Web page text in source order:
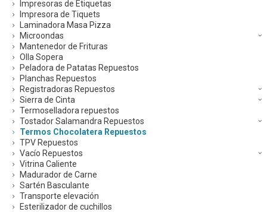
Impresoras de Etiquetas
Impresora de Tiquets
Laminadora Masa Pizza
Microondas
Mantenedor de Frituras
Olla Sopera
Peladora de Patatas Repuestos
Planchas Repuestos
Registradoras Repuestos
Sierra de Cinta
Termoselladora repuestos
Tostador Salamandra Repuestos
Termos Chocolatera Repuestos
TPV Repuestos
Vacío Repuestos
Vitrina Caliente
Madurador de Carne
Sartén Basculante
Transporte elevación
Esterilizador de cuchillos